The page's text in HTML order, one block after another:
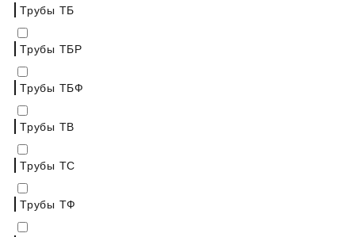
Трубы ТБ
Трубы ТБР
Трубы ТБФ
Трубы ТВ
Трубы ТС
Трубы ТФ